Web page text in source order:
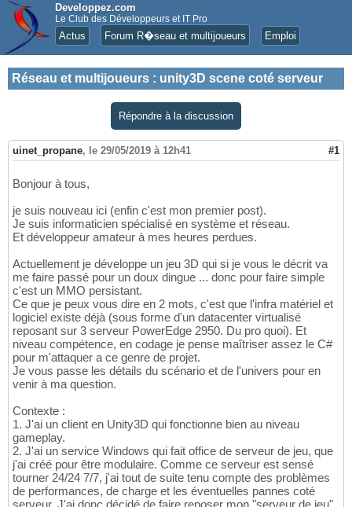
Developpez.com
Le Club des Développeurs et IT Pro
Actus Forum R�seau et multijoueurs Emploi
Réseau et multijoueurs : unity3D scene coté serveur
Répondre à la discussion
uinet_propane, le 29/05/2019 à 12h41 #1
Bonjour à tous,
je suis nouveau ici (enfin c'est mon premier post).
Je suis informaticien spécialisé en système et réseau.
Et développeur amateur à mes heures perdues.
Actuellement je développe un jeu 3D qui si je vous le décrit va
me faire passé pour un doux dingue ... donc pour faire simple
c'est un MMO persistant.
Ce que je peux vous dire en 2 mots, c'est que l'infra matériel et
logiciel existe déjà (sous forme d'un datacenter virtualisé
reposant sur 3 serveur PowerEdge 2950. Du pro quoi). Et
niveau compétence, en codage je pense maîtriser assez le C#
pour m'attaquer a ce genre de projet.
Je vous passe les détails du scénario et de l'univers pour en
venir à ma question.
Contexte :
1. J'ai un client en Unity3D qui fonctionne bien au niveau
gameplay.
2. J'ai un service Windows qui fait office de serveur de jeu, que
j'ai créé pour être modulaire. Comme ce serveur est sensé
tourner 24/24 7/7, j'ai tout de suite tenu compte des problèmes
de performances, de charge et les éventuelles pannes coté